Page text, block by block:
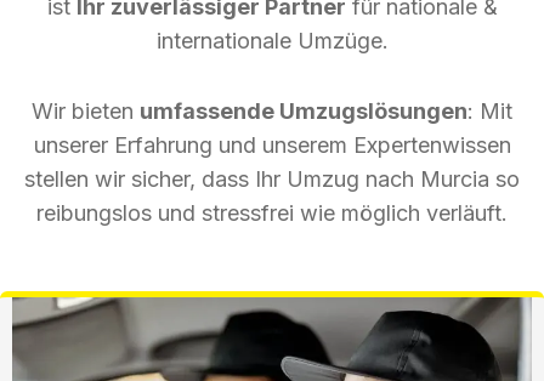
ist Ihr zuverlässiger Partner für nationale &
internationale Umzüge.
Wir bieten umfassende Umzugslösungen: Mit
unserer Erfahrung und unserem Expertenwissen
stellen wir sicher, dass Ihr Umzug nach Murcia so
reibungslos und stressfrei wie möglich verläuft.